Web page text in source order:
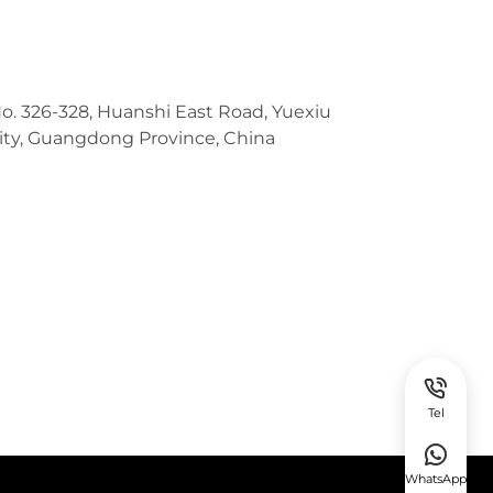
326-328, Huanshi East Road, Yuexiu
Guangdong Province, China
Tel
WhatsApp